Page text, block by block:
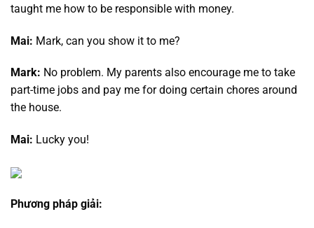
taught me how to be responsible with money.
Mai: Mark, can you show it to me?
Mark: No problem. My parents also encourage me to take
part-time jobs and pay me for doing certain chores around
the house.
Mai: Lucky you!
Phương pháp giải: